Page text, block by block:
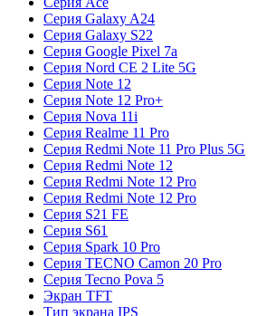
Серия Galaxy A24
Серия Galaxy S22
Серия Google Pixel 7a
Серия Nord CE 2 Lite 5G
Серия Note 12
Серия Note 12 Pro+
Серия Nova 11i
Серия Realme 11 Pro
Серия Redmi Note 11 Pro Plus 5G
Серия Redmi Note 12
Серия Redmi Note 12 Pro
Серия Redmi Note 12 Pro
Серия S21 FE
Серия S61
Серия Spark 10 Pro
Серия TECNO Camon 20 Pro
Серия Tecno Pova 5
Экран TFT
Тип экрана IPS